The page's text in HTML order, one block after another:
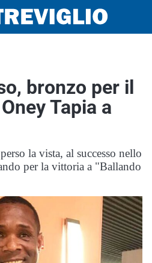
bronzo per il
Tapia a
la vista, al successo nello
per la vittoria a "Ballando